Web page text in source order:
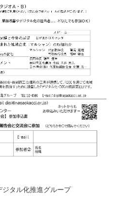
タル化推進グループ